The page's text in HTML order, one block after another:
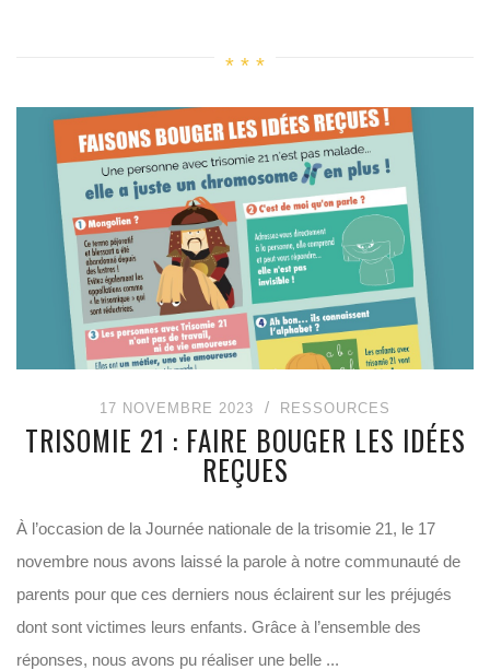
17 NOVEMBRE 2023 RESSOURCES
TRISOMIE 21 : FAIRE BOUGER LES IDÉES
REÇUES
À l’occasion de la Journée nationale de la trisomie 21, le 17
novembre nous avons laissé la parole à notre communauté de
parents pour que ces derniers nous éclairent sur les préjugés
dont sont victimes leurs enfants. Grâce à l’ensemble des
réponses, nous avons pu réaliser une belle ...